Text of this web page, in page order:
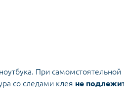
При самомстоятельной
со следами клея не